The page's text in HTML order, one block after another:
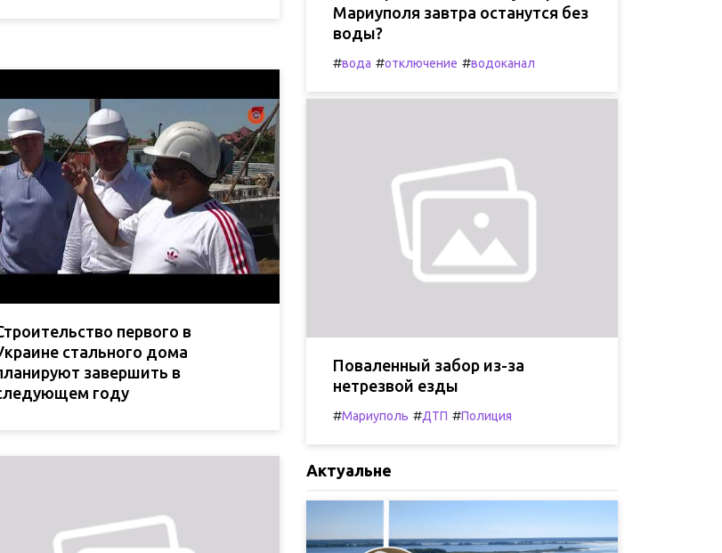
первого в
стального дома
завершить в
году
Мариуполя завтра останутся без
воды?
#вода #отключение #водоканал
Поваленный забор из-за
нетрезвой езды
#Мариуполь #ДТП #Полиция
Актуальне